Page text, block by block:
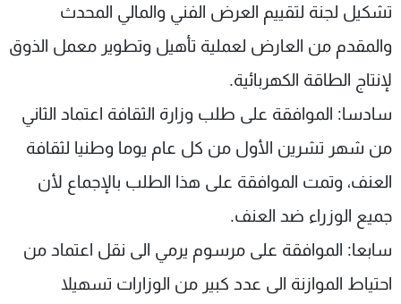
تشكيل لجنة لتقييم العرض الفني والمالي المحدث
والمقدم من العارض لعملية تأهيل وتطوير معمل الذوق
لإنتاج الطاقة الكهربائية.
سادسا: الموافقة على طلب وزارة الثقافة اعتماد الثاني
من شهر تشرين الأول من كل عام يوما وطنيا لثقافة
العنف، وتمت الموافقة على هذا الطلب بالإجماع لأن
جميع الوزراء ضد العنف.
سابعا: الموافقة على مرسوم يرمي الى نقل اعتماد من
احتياط الموازنة الى عدد كبير من الوزارات تسهيلا